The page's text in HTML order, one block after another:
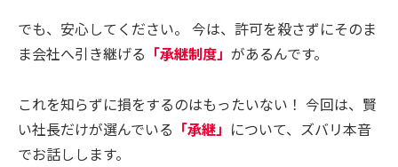
でも、安心してください。 今は、許可を殺さずにそのま
ま会社へ引き継げる 「承継制度」 があるんです。
これを知らずに損をするのはもったいない！ 今回は、賢
い社長だけが選んでいる 「承継」 について、ズバリ本音
でお話しします。